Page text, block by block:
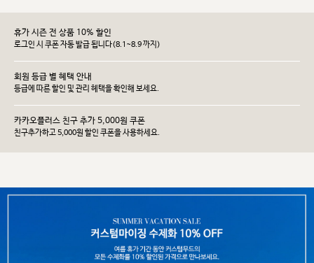
휴가 시즌 전 상품 10% 할인
로그인 시 쿠폰 자동 발급 됩니다(8.1~8.9 까지)
회원 등급 별 혜택 안내
등급에 따른 할인 및 관리 헤택을 확인해 보세요.
카카오플러스 친구 추가 5,000원 쿠폰
친구추가하고 5,000원 할인 쿠폰을 사용하세요.